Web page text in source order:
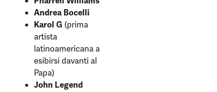
Andrea Bocelli
Karol G (prima
artista
latinoamericana a
esibirsi davanti al
Papa)
John Legend